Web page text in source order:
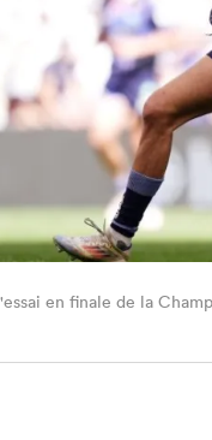
en finale de la